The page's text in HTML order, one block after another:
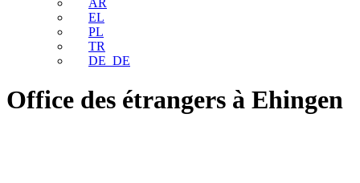
AR
EL
PL
TR
DE_DE
Office des étrangers à Ehingen